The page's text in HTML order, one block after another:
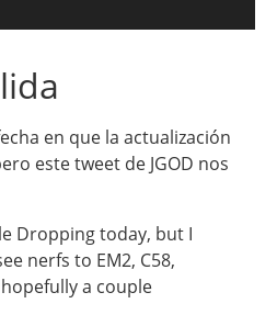
en que la actualización
este tweet de JGOD nos
Dropping today, but I
nerfs to EM2, C58,
hopefully a couple